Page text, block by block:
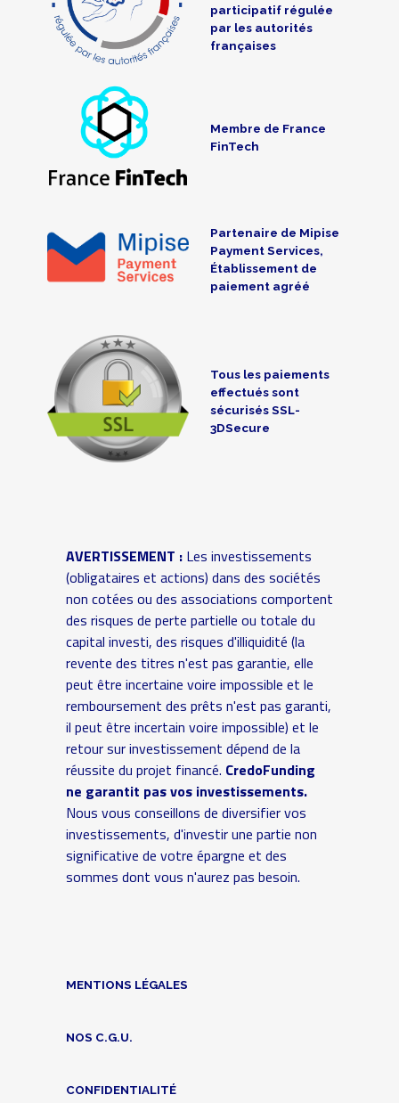
participatif régulée
par les autorités
françaises
Membre de France
FinTech
Partenaire de Mipise
Payment Services,
Établissement de
paiement agréé
Tous les paiements
effectués sont
sécurisés SSL-
3DSecure
AVERTISSEMENT :Les investissements
(obligataires et actions) dans des sociétés
non cotées ou des associations comportent
des risques de perte partielle ou totale du
capital investi, des risques d'illiquidité (la
revente des titres n'est pas garantie, elle
peut être incertaine voire impossible et le
remboursement des prêts n'est pas garanti,
il peut être incertain voire impossible) et le
retour sur investissement dépend de la
réussite du projet financé. CredoFunding
ne garantit pas vos investissements.
Nous vous conseillons de diversifier vos
investissements, d'investir une partie non
significative de votre épargne et des
sommes dont vous n'aurez pas besoin.
MENTIONS LÉGALES
NOS C.G.U.
CONFIDENTIALITÉ